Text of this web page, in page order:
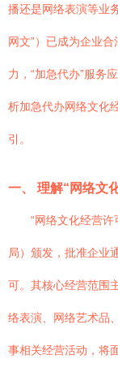
播还是网络表演等业
网文”）已成为企业
力，“加急代办”服务
析加急代办网络文化
引。
一、 理解“网络文
“网络文化经营
局）颁发，批准企业
可。其核心经营范围
络表演、网络艺术品
事相关经营活动，将